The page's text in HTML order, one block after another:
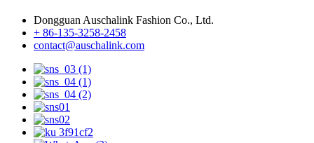
Dongguan Auschalink Fashion Co., Ltd.
+ 86-135-3258-2458
contact@auschalink.com